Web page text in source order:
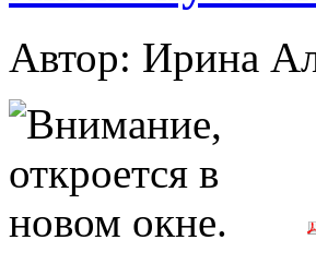
Автор: Ирина